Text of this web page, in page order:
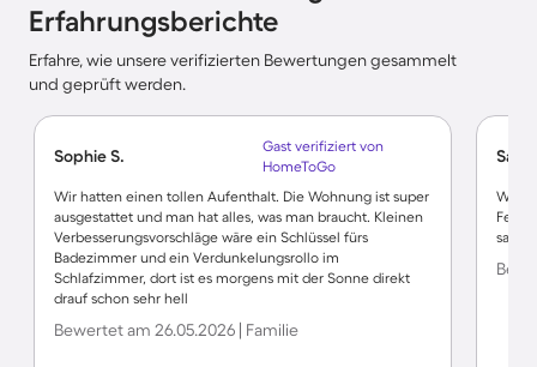
Erfahrungsberichte
Erfahre, wie unsere verifizierten Bewertungen gesammelt
und geprüft werden.
Sophie S.
Gast verifiziert von
HomeToGo
Wir hatten einen tollen Aufenthalt. Die Wohnung ist super
ausgestattet und man hat alles, was man braucht. Kleinen
Verbesserungsvorschläge wäre ein Schlüssel fürs
Badezimmer und ein Verdunkelungsrollo im
Schlafzimmer, dort ist es morgens mit der Sonne direkt
drauf schon sehr hell
Bewertet am 26.05.2026 | Familie
Wir